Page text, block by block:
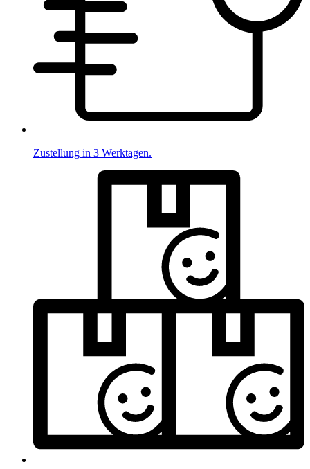
Zustellung in 3 Werktagen.